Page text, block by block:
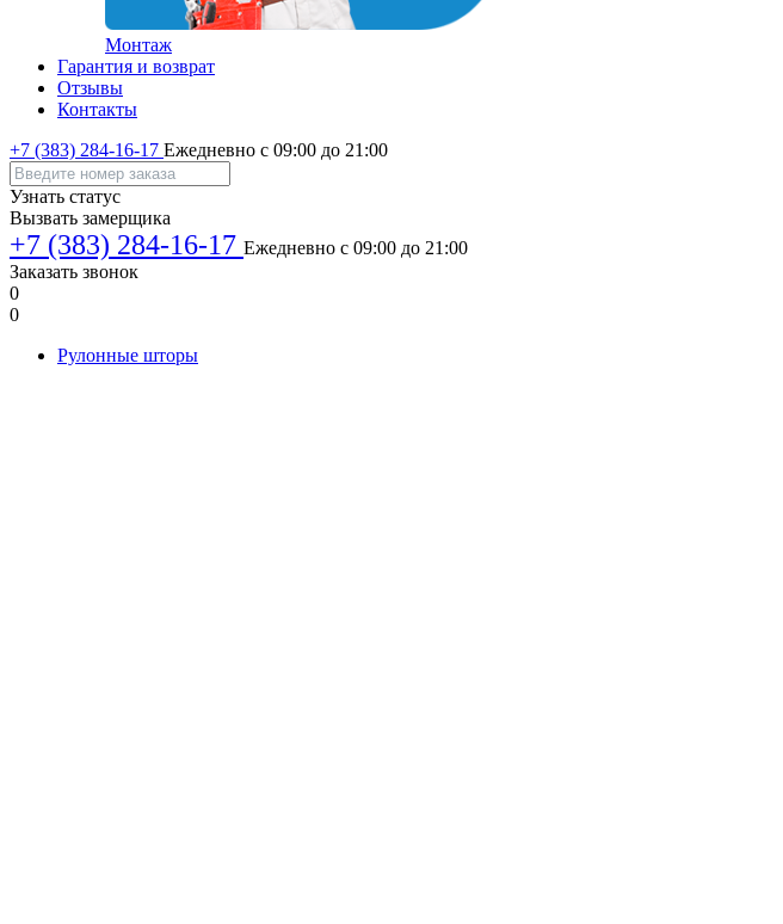
Монтаж
Гарантия и возврат
Отзывы
Контакты
+7 (383) 284-16-17 Ежедневно с 09:00 до 21:00
Узнать статус
Вызвать замерщика
+7 (383) 284-16-17 Ежедневно с 09:00 до 21:00
Заказать звонок
0
0
Рулонные шторы